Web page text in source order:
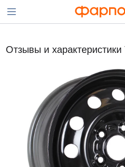
Отзывы и характеристики